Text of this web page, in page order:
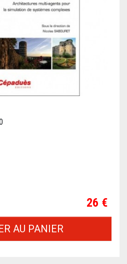
Prix
26 €
AU PANIER